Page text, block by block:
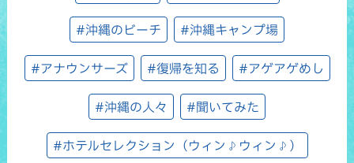
#沖縄のビーチ #沖縄キャンプ場
#アナウンサーズ #復帰を知る #アゲアゲめし
#沖縄の人々 #聞いてみた
#ホテルセレクション（ウィン♪ウィン♪）